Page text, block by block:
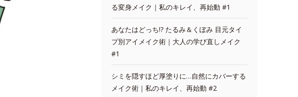
る変身メイク｜私のキレイ、再始動 #1
あなたはどっち!? たるみ＆くぼみ 目元タイ
プ別アイメイク術｜大人の学び直しメイク
#1
シミを隠すほど厚塗りに…自然にカバーする
メイク術｜私のキレイ、再始動 #2